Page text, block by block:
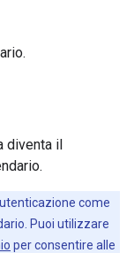
diventa il
come
Puoi utilizzare
per consentire alle